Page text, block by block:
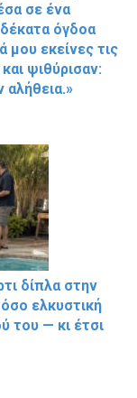
σε ένα
όγδοα
εκείνες τις
ψιθύρισαν:
δίπλα στην
ελκυστική
του — κι έτσι